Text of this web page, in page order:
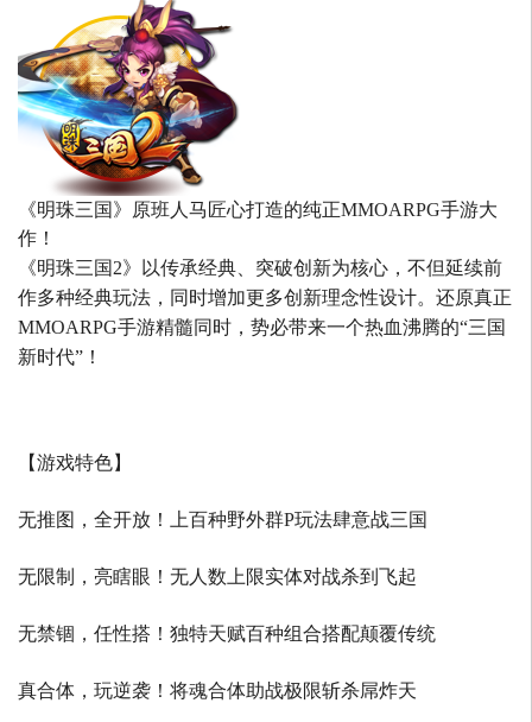
《明珠三国》原班人马匠心打造的纯正MMOARPG手游大
作！
《明珠三国2》以传承经典、突破创新为核心，不但延续前
作多种经典玩法，同时增加更多创新理念性设计。还原真正
MMOARPG手游精髓同时，势必带来一个热血沸腾的“三国
新时代”！
【游戏特色】
无推图，全开放！上百种野外群P玩法肆意战三国
无限制，亮瞎眼！无人数上限实体对战杀到飞起
无禁锢，任性搭！独特天赋百种组合搭配颠覆传统
真合体，玩逆袭！将魂合体助战极限斩杀屌炸天